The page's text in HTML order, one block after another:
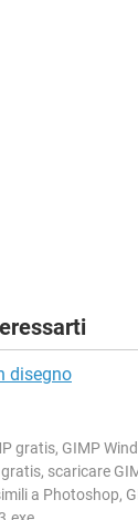
disegno
gratis, GIMP
scaricare
a Photoshop,